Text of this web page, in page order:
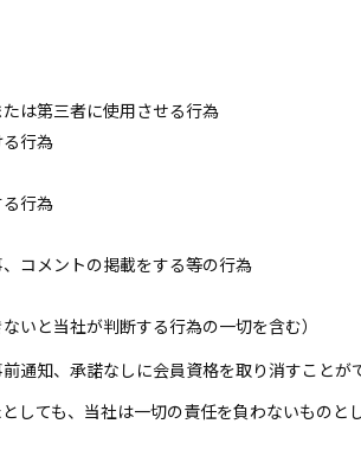
は第三者に使用させる行為
行為
行為
コメントの掲載をする等の行為
いと当社が判断する行為の一切を含む）
知、承諾なしに会員資格を取り消すことが
ても、当社は一切の責任を負わないものとし